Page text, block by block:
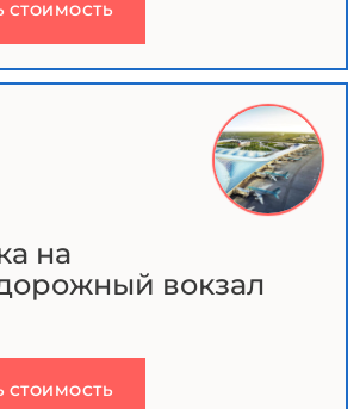
СТОИМОСТЬ
на
вокзал
СТОИМОСТЬ